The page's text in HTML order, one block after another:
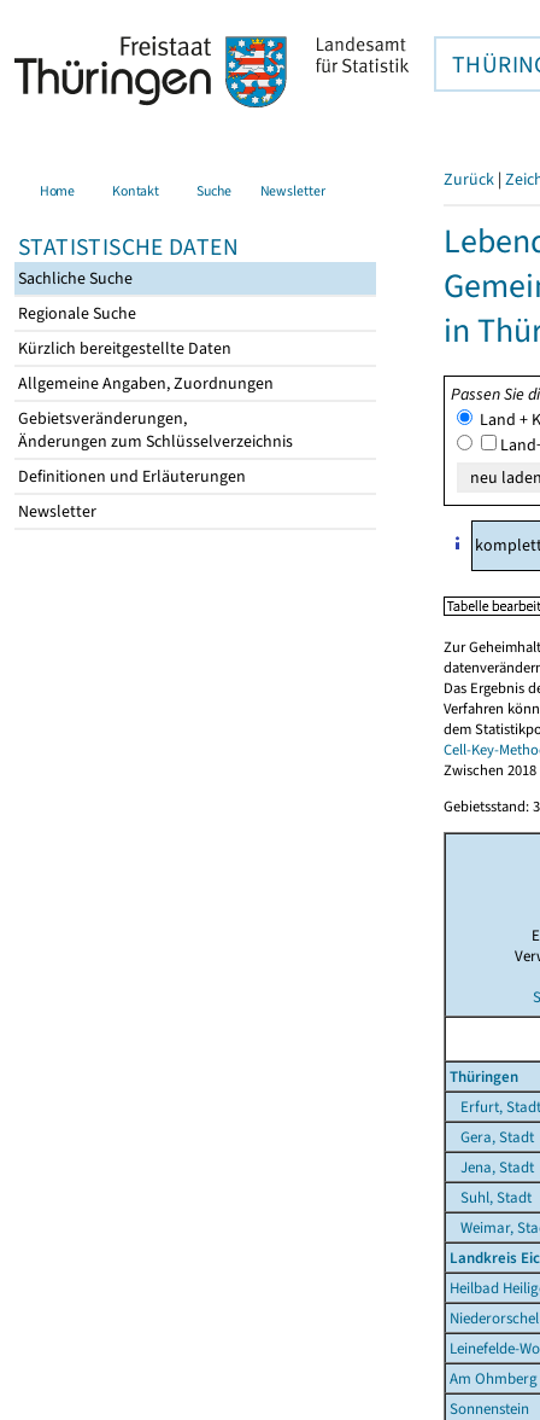
Home Kontakt Suche Newsletter
STATISTISCHE DATEN
Sachliche Suche
Regionale Suche
Kürzlich bereitgestellte Daten
Allgemeine Angaben, Zuordnungen
Gebietsveränderungen,
Änderungen zum Schlüsselverzeichnis
Definitionen und Erläuterungen
Newsletter
Zurück |
in
Passen Sie
Land +
Zur
Das Ergebnis
Verfahren
dem
Cell-Key-
Zwischen
Gebietsstand:
Thüringen
Erfurt, Stadt
Gera, Stadt
Jena, Stadt
Suhl, Stadt
Weimar,
Landkreis
Heilbad
Niederorschel
Leinefelde-
Am Ohmberg
Sonnenstein